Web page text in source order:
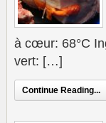
à cœur: 68°C
vert: […]
Continue Reading...